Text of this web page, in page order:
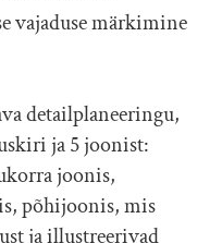
vajaduse märkimine
detailplaneeringu,
ja 5 joonist:
joonis,
põhijoonis, mis
ja illustreerivad